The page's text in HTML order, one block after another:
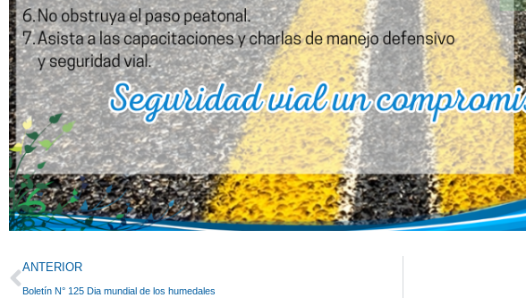
Prev
ANTERIOR
Boletín N° 125 Dia mundial de los humedales